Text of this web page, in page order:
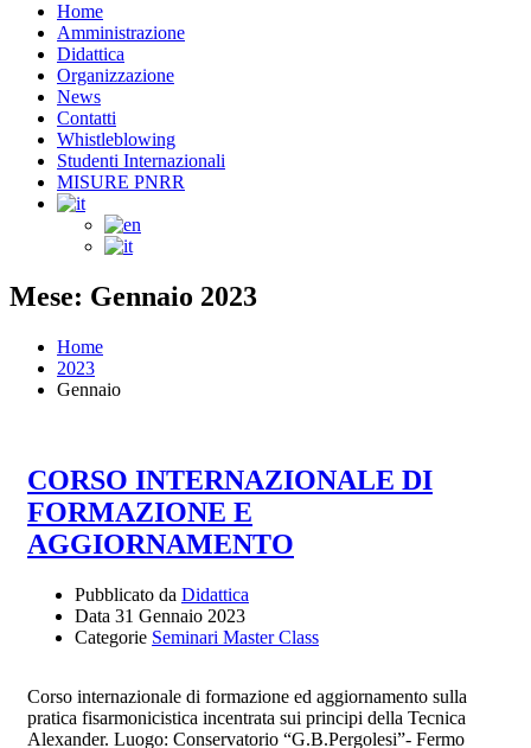
Home
Amministrazione
Didattica
Organizzazione
News
Contatti
Whistleblowing
Studenti Internazionali
MISURE PNRR
Mese: Gennaio 2023
Home
2023
Gennaio
CORSO INTERNAZIONALE DI
FORMAZIONE E
AGGIORNAMENTO
Pubblicato da Didattica
Data 31 Gennaio 2023
Categorie Seminari Master Class
Corso internazionale di formazione ed aggiornamento sulla
pratica fisarmonicistica incentrata sui principi della Tecnica
Alexander. Luogo: Conservatorio “G.B.Pergolesi”- Fermo